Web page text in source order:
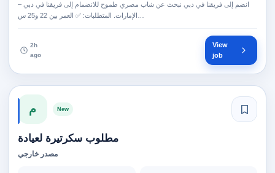
انضم إلى فريقنا في دبي نبحث عن شاب مصري طموح للانضمام إلى فريقنا في دبي –
2h
ago
View
job
م New
مطلوب سكرتيرة لعيادة
مصدر خارجي